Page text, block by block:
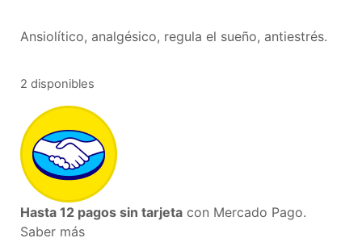
Ansiolítico, analgésico, regula el sueño, antiestrés.
2 disponibles
Hasta 12 pagos sin tarjeta con Mercado Pago.
Saber más